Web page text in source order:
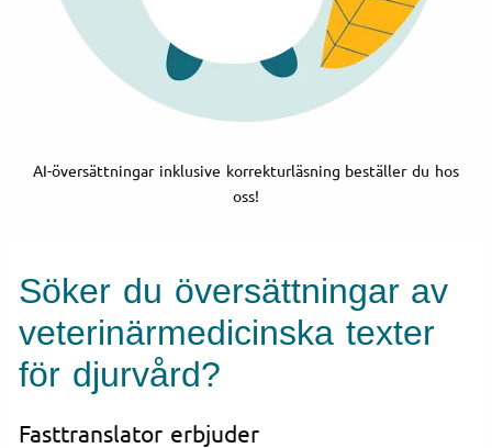
AI-översättningar inklusive korrekturläsning beställer du hos
oss!
Söker du översättningar av
veterinärmedicinska texter
för djurvård?
Fasttranslator erbjuder